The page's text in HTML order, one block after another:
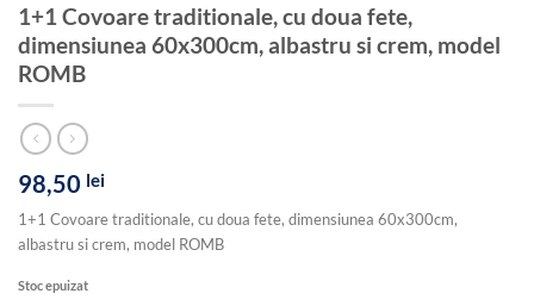
1+1 Covoare traditionale, cu doua fete,
dimensiunea 60x300cm, albastru si crem, model
ROMB
98,50 lei
1+1 Covoare traditionale, cu doua fete, dimensiunea 60x300cm,
albastru si crem, model ROMB
Stoc epuizat